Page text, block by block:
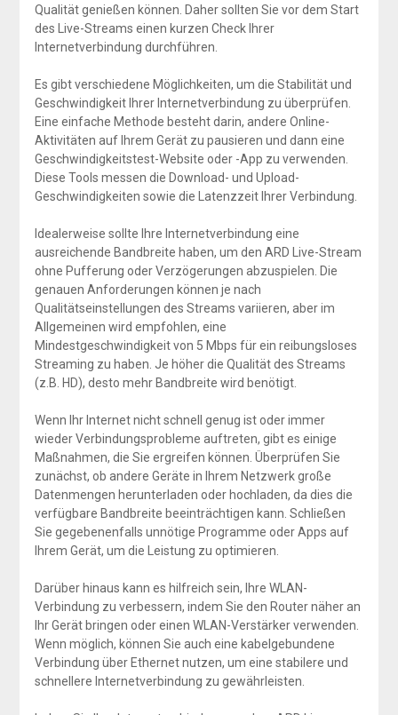
Qualität genießen können. Daher sollten Sie vor dem Start
des Live-Streams einen kurzen Check Ihrer
Internetverbindung durchführen.
Es gibt verschiedene Möglichkeiten, um die Stabilität und
Geschwindigkeit Ihrer Internetverbindung zu überprüfen.
Eine einfache Methode besteht darin, andere Online-
Aktivitäten auf Ihrem Gerät zu pausieren und dann eine
Geschwindigkeitstest-Website oder -App zu verwenden.
Diese Tools messen die Download- und Upload-
Geschwindigkeiten sowie die Latenzzeit Ihrer Verbindung.
Idealerweise sollte Ihre Internetverbindung eine
ausreichende Bandbreite haben, um den ARD Live-Stream
ohne Pufferung oder Verzögerungen abzuspielen. Die
genauen Anforderungen können je nach
Qualitätseinstellungen des Streams variieren, aber im
Allgemeinen wird empfohlen, eine
Mindestgeschwindigkeit von 5 Mbps für ein reibungsloses
Streaming zu haben. Je höher die Qualität des Streams
(z.B. HD), desto mehr Bandbreite wird benötigt.
Wenn Ihr Internet nicht schnell genug ist oder immer
wieder Verbindungsprobleme auftreten, gibt es einige
Maßnahmen, die Sie ergreifen können. Überprüfen Sie
zunächst, ob andere Geräte in Ihrem Netzwerk große
Datenmengen herunterladen oder hochladen, da dies die
verfügbare Bandbreite beeinträchtigen kann. Schließen
Sie gegebenenfalls unnötige Programme oder Apps auf
Ihrem Gerät, um die Leistung zu optimieren.
Darüber hinaus kann es hilfreich sein, Ihre WLAN-
Verbindung zu verbessern, indem Sie den Router näher an
Ihr Gerät bringen oder einen WLAN-Verstärker verwenden.
Wenn möglich, können Sie auch eine kabelgebundene
Verbindung über Ethernet nutzen, um eine stabilere und
schnellere Internetverbindung zu gewährleisten.